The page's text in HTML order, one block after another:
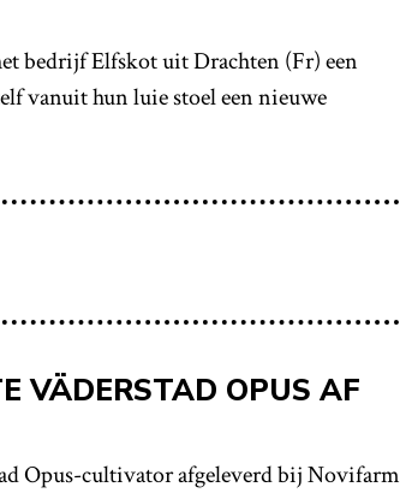
bedrijf Elfskot uit Drachten (Fr) een
vanuit hun luie stoel een nieuwe
VÄDERSTAD OPUS AF
Opus-cultivator afgeleverd bij Novifarm